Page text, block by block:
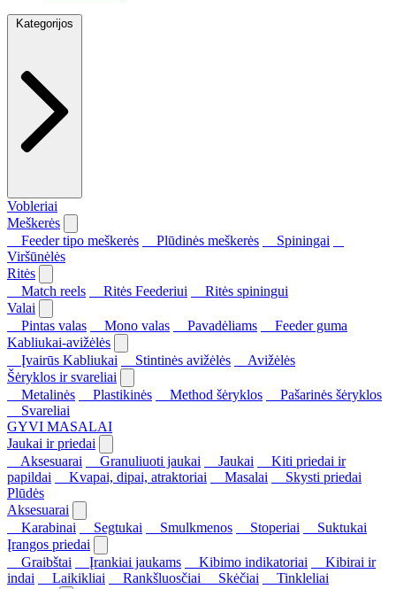
Kategorijos
Vobleriai
Meškerės
Feeder tipo meškerės
Plūdinės meškerės
Spiningai
Viršūnėlės
Ritės
Match reels
Ritės Feederiui
Ritės spiningui
Valai
Pintas valas
Mono valas Pavadėliams
Feeder guma
Kabliukai-avižėlės
Įvairūs Kabliukai
Stintinės avižėlės
Avižėlės
Šėryklos ir svareliai
Metalinės
Plastikinės Method šėryklos
Pašarinės šėryklos
Svareliai
GYVI MASALAI
Jaukai ir priedai
Aksesuarai
Granuliuoti jaukai Jaukai
Kiti priedai ir
papildai
Kvapai, dipai, atraktoriai Masalai
Skysti priedai
Plūdės
Aksesuarai
Karabinai
Segtukai Smulkmenos Stoperiai
Suktukai
Įrangos priedai
Graibštai
Įrankiai jaukams Kibimo indikatoriai
Kibirai ir
indai
Laikikliai Rankšluosčiai Skėčiai
Tinkleliai